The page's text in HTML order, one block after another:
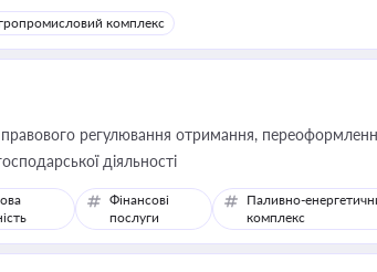
комплекс
регулювання отримання,
діяльності
Фінансові
послуги
Паливно-
комплекс